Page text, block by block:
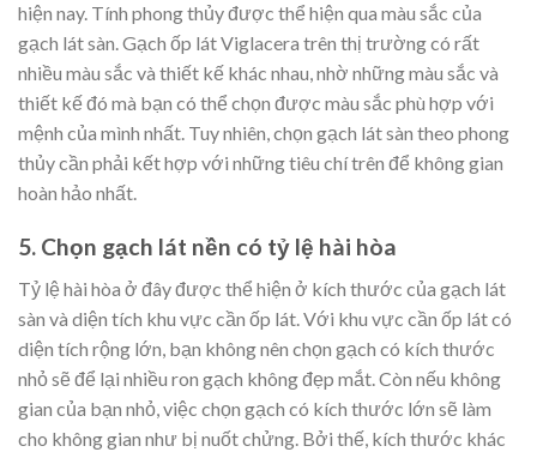
hiện nay. Tính phong thủy được thể hiện qua màu sắc của
gạch lát sàn. Gạch ốp lát Viglacera trên thị trường có rất
nhiều màu sắc và thiết kế khác nhau, nhờ những màu sắc và
thiết kế đó mà bạn có thể chọn được màu sắc phù hợp với
mệnh của mình nhất. Tuy nhiên, chọn gạch lát sàn theo phong
thủy cần phải kết hợp với những tiêu chí trên để không gian
hoàn hảo nhất.
5. Chọn gạch lát nền có tỷ lệ hài hòa
Tỷ lệ hài hòa ở đây được thể hiện ở kích thước của gạch lát
sàn và diện tích khu vực cần ốp lát. Với khu vực cần ốp lát có
diện tích rộng lớn, bạn không nên chọn gạch có kích thước
nhỏ sẽ để lại nhiều ron gạch không đẹp mắt. Còn nếu không
gian của bạn nhỏ, việc chọn gạch có kích thước lớn sẽ làm
cho không gian như bị nuốt chửng. Bởi thế, kích thước khác